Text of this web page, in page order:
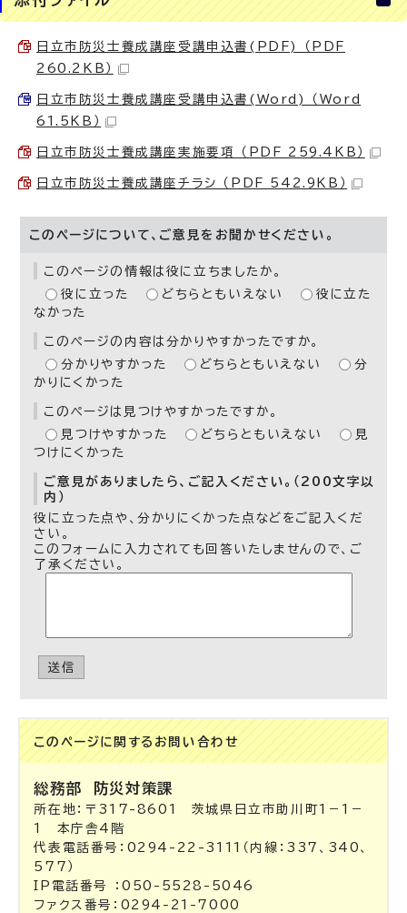
日立市防災士養成講座受講申込書(PDF) （PDF
260.2KB）
日立市防災士養成講座受講申込書(Word) （Word
61.5KB）
日立市防災士養成講座実施要項 （PDF 259.4KB）
日立市防災士養成講座チラシ （PDF 542.9KB）
このページについて、ご意見をお聞かせください。
このページの情報は役に立ちましたか。
役に立った
どちらともいえない
役に立た
なかった
このページの内容は分かりやすかったですか。
分かりやすかった
どちらともいえない
分
かりにくかった
このページは見つけやすかったですか。
見つけやすかった
どちらともいえない
見
つけにくかった
ご意見がありましたら、ご記入ください。（200文字以
内）
役に立った点や、分かりにくかった点などをご記入くだ
さい。
このフォームに入力されても回答いたしませんので、ご
了承ください。
送信
このページに関する お問い合わせ
総務部 防災対策課
所在地：〒317-8601 茨城県日立市助川町1－1－
1 本庁舎4階
代表電話番号：0294-22-3111（内線：337、340、
577）
IP電話番号 ：050-5528-5046
ファクス番号：0294-21-7000